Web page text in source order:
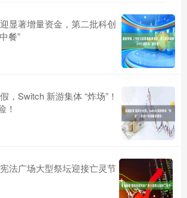
显著增量资金，第二批科创
餐”
，Switch 新游集体 “炸场”！
！
法广场大型祭坛迎接亡灵节